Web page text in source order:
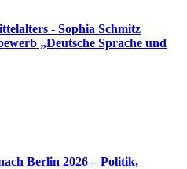
- Sophia Schmitz
„Deutsche Sprache und
Berlin 2026 – Politik,